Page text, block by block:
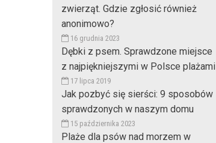
zwierząt. Gdzie zgłosić również
anonimowo?
16 grudnia 2023
Dębki z psem. Sprawdzone miejsce
z najpiękniejszymi w Polsce plażami
17 lipca 2019
Jak pozbyć się sierści: 9 sposobów
sprawdzonych w naszym domu
15 października 2023
Plaże dla psów nad morzem w